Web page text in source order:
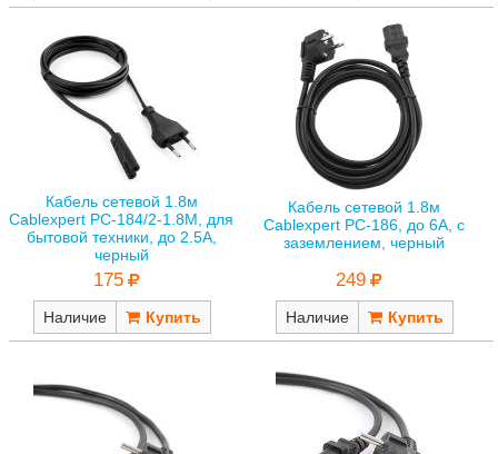
Кабель сетевой 1.8м
Cablexpert PC-184/2-1.8М, для
бытовой техники, до 2.5А,
черный
175
Наличие
Кабель сетевой 1.8м
Cablexpert PC-186, до 6A, с
заземлением, черный
249
Наличие